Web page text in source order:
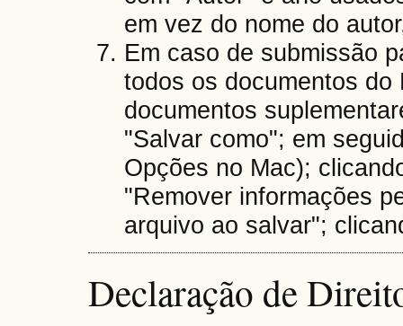
em vez do nome do
Em caso de submissão
todos os documentos
documentos
"Salvar como"; em
Opções no Mac);
"Remover informações
arquivo ao salvar";
Declaração de